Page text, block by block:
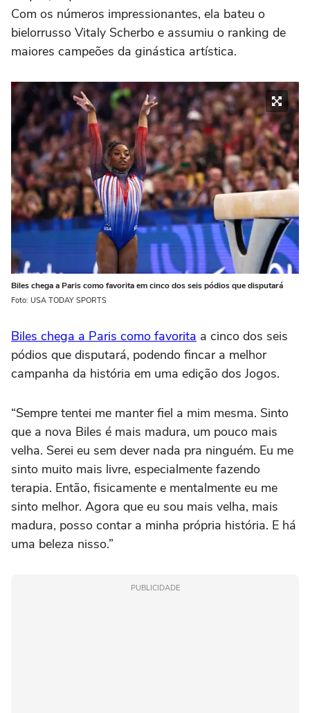
Com os números impressionantes, ela bateu o
bielorrusso Vitaly Scherbo e assumiu o ranking de
maiores campeões da ginástica artística.
Biles chega a Paris como favorita em cinco dos seis pódios que disputará
Foto: USA TODAY SPORTS
Biles chega a Paris como favorita a cinco dos seis
pódios que disputará, podendo fincar a melhor
campanha da história em uma edição dos Jogos.
“Sempre tentei me manter fiel a mim mesma. Sinto
que a nova Biles é mais madura, um pouco mais
velha. Serei eu sem dever nada pra ninguém. Eu me
sinto muito mais livre, especialmente fazendo
terapia. Então, fisicamente e mentalmente eu me
sinto melhor. Agora que eu sou mais velha, mais
madura, posso contar a minha própria história. E há
uma beleza nisso.”
PUBLICIDADE